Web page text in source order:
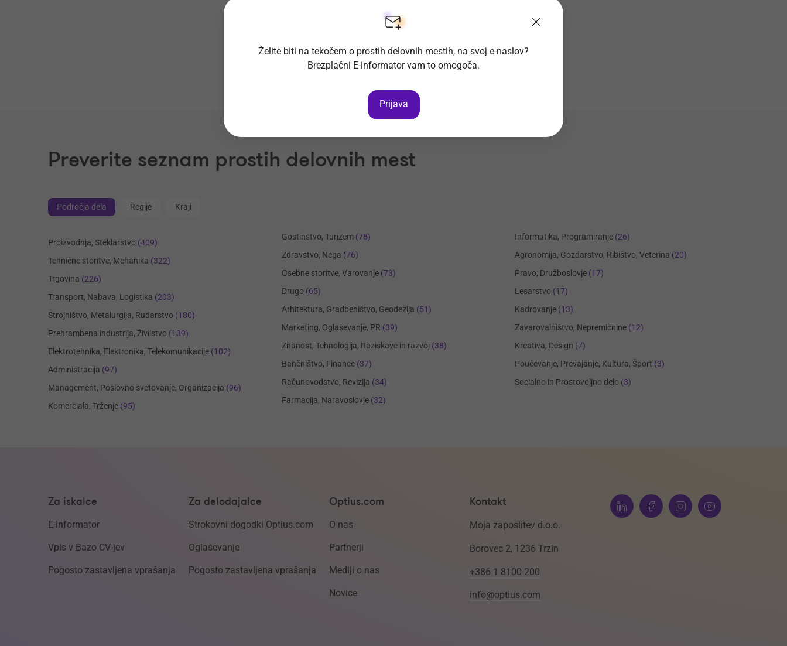
Preverite seznam prostih delovnih mest
Področja dela Regije Kraji
Proizvodnja, Steklarstvo (409)
Tehnične storitve, Mehanika (322)
Trgovina (226)
Transport, Nabava, Logistika (203)
Strojništvo, Metalurgija, Rudarstvo (180)
Prehrambena industrija, Živilstvo (139)
Elektrotehnika, Elektronika, Telekomunikacije (102)
Administracija (97)
Management, Poslovno svetovanje, Organizacija (96)
Komerciala, Trženje (95)
Gostinstvo, Turizem (78)
Zdravstvo, Nega (76)
Osebne storitve, Varovanje (73)
Drugo (65)
Arhitektura, Gradbeništvo, Geodezija (51)
Marketing, Oglaševanje, PR (39)
Znanost, Tehnologija, Raziskave in razvoj (38)
Bančništvo, Finance (37)
Računovodstvo, Revizija (34)
Farmacija, Naravoslovje (32)
Informatika, Programiranje (26)
Agronomija, Gozdarstvo, Ribištvo, Veterina (20)
Pravo, Družboslovje (17)
Lesarstvo (17)
Kadrovanje (13)
Zavarovalništvo, Nepremičnine (12)
Kreativa, Design (7)
Poučevanje, Prevajanje, Kultura, Šport (3)
Socialno in Prostovoljno delo (3)
Za iskalce
E-informator
Vpis v Bazo CV-jev
Pogosto zastavljena vprašanja
Za delodajalce
Strokovni dogodki Optius.com
Oglaševanje
Pogosto zastavljena vprašanja
Optius.com
O nas
Partnerji
Mediji o nas
Novice
Kontakt
Moja zaposlitev d.o.o.
Borovec 2, 1236 Trzin
+386 1 8100 200
info@optius.com
Želite biti na tekočem o prostih delovnih mestih, na svoj e-naslov?
Brezplačni E-informator vam to omogoča.
Prijava